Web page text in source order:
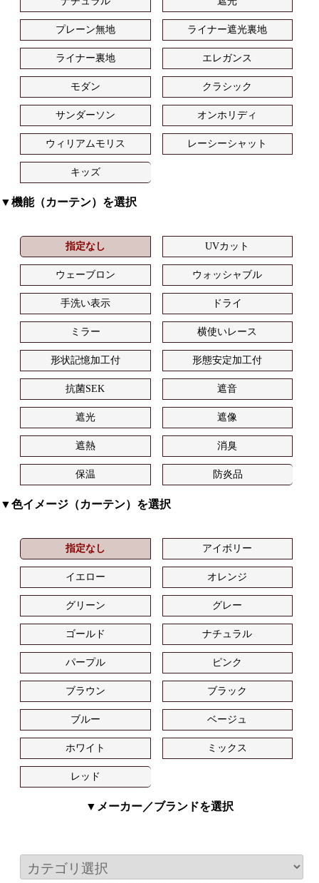
プレーン無地 ライナー遮光裏地
ライナー裏地 エレガンス
モダン クラシック
サンダーソン オンホリディ
ウィリアムモリス レーシーシャット
キッズ
▼機能（カーテン）を選択
指定なし UVカット
ウェーブロン ウォッシャブル
手洗い表示 ドライ
ミラー 横使いレース
形状記憶加工付 形態安定加工付
抗菌SEK 遮音
遮光 遮像
遮熱 消臭
保温 防炎品
▼色イメージ（カーテン）を選択
指定なし アイボリー
イエロー オレンジ
グリーン グレー
ゴールド ナチュラル
パープル ピンク
ブラウン ブラック
ブルー ベージュ
ホワイト ミックス
レッド
▼メーカー／ブランドを選択